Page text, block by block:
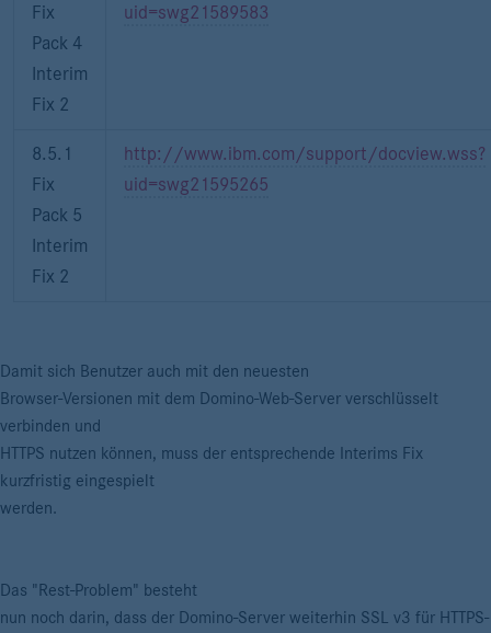
Fix
Pack 4
Interim
Fix 2
uid=swg21589583
8.5.1
Fix
Pack 5
Interim
Fix 2
http://www.ibm.com/support/docview.wss?
uid=swg21595265
Damit sich Benutzer auch mit den neuesten
Browser-Versionen mit dem Domino-Web-Server verschlüsselt
verbinden und
HTTPS nutzen können, muss der entsprechende Interims Fix
kurzfristig eingespielt
werden.
Das "Rest-Problem" besteht
nun noch darin, dass der Domino-Server weiterhin SSL v3 für HTTPS-